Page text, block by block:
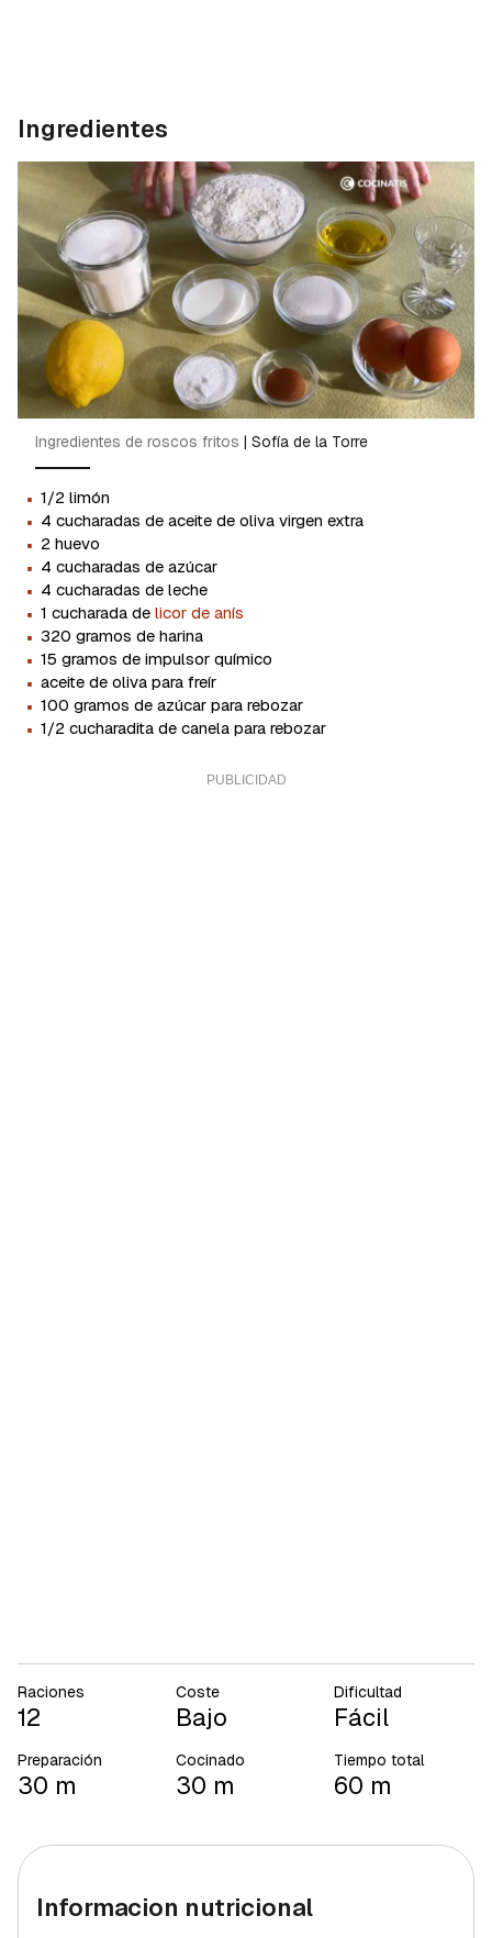
Ingredientes
Ingredientes de roscos fritos | Sofía de la Torre
· 1/2 limón
· 4 cucharadas de aceite de oliva virgen extra
· 2 huevo
· 4 cucharadas de azúcar
· 4 cucharadas de leche
· 1 cucharada de licor de anís
· 320 gramos de harina
· 15 gramos de impulsor químico
· aceite de oliva para freír
· 100 gramos de azúcar para rebozar
· 1/2 cucharadita de canela para rebozar
Raciones
12
Coste
Bajo
Dificultad
Fácil
Preparación
30 m
Cocinado
30 m
Tiempo total
60 m
Informacion nutricional